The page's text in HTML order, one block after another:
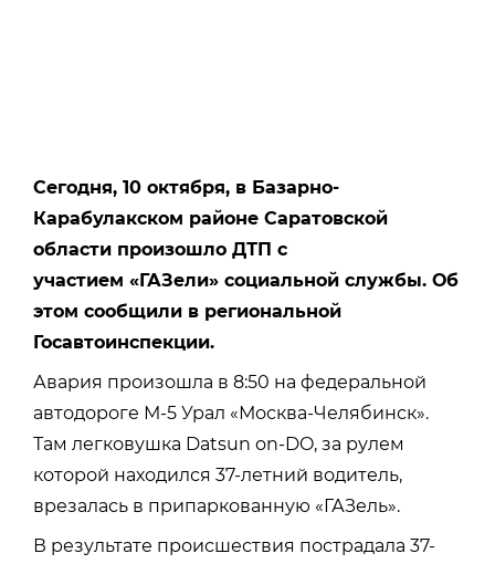
Сегодня, 10 октября, в Базарно-
Карабулакском районе Саратовской
области произошло ДТП с
участием «ГАЗели» социальной службы. Об
этом сообщили в региональной
Госавтоинспекции.
Авария произошла в 8:50 на федеральной
автодороге М-5 Урал «Москва-Челябинск».
Там легковушка Datsun on-DO, за рулем
которой находился 37-летний водитель,
врезалась в припаркованную «ГАЗель».
В результате происшествия пострадала 37-